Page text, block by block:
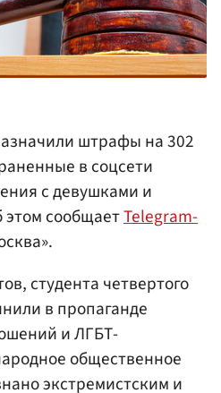
штрафы на 302
в соцсети
с девушками и
сообщаетTelegram-
студента четвертого
в пропаганде
и ЛГБТ-
общественное
экстремистским и